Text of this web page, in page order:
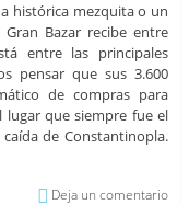
histórica mezquita o un
Bazar recibe entre
entre las principales
pensar que sus 3.600
de compras para
que siempre fue el
de Constantinopla.
Deja un comentario